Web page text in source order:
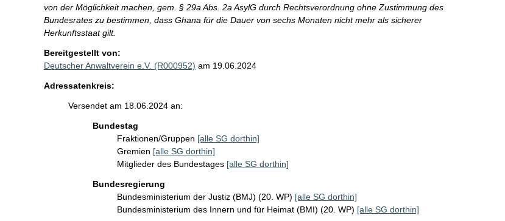
von der Möglichkeit machen, gem. § 29a Abs. 2a AsylG durch Rechtsverordnung ohne Zustimmung des
Bundesrates zu bestimmen, dass Ghana für die Dauer von sechs Monaten nicht mehr als sicherer
Herkunftsstaat gilt.
Bereitgestellt von:
Deutscher Anwaltverein e.V. (R000952) am 19.06.2024
Adressatenkreis:
Versendet am 18.06.2024 an:
Bundestag
Fraktionen/Gruppen [alle SG dorthin]
Gremien [alle SG dorthin]
Mitglieder des Bundestages [alle SG dorthin]
Bundesregierung
Bundesministerium der Justiz (BMJ) (20. WP) [alle SG dorthin]
Bundesministerium des Innern und für Heimat (BMI) (20. WP) [alle SG dorthin]